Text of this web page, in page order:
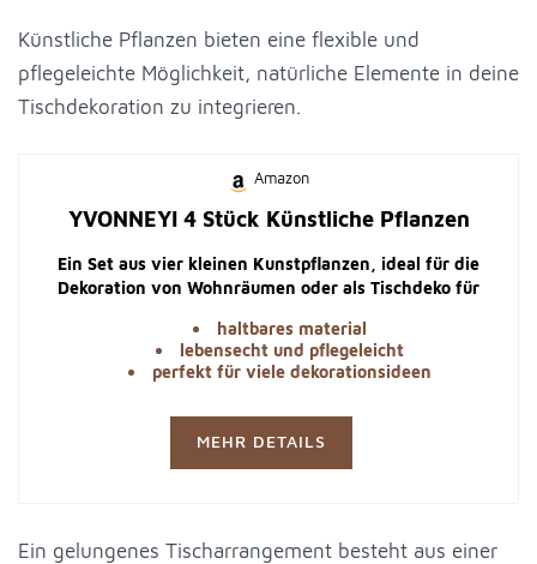
Künstliche Pflanzen bieten eine flexible und
pflegeleichte Möglichkeit, natürliche Elemente in deine
Tischdekoration zu integrieren.
Amazon
YVONNEYI 4 Stück Künstliche Pflanzen
Ein Set aus vier kleinen Kunstpflanzen, ideal für die
Dekoration von Wohnräumen oder als Tischdeko für
haltbares material
lebensecht und pflegeleicht
perfekt für viele dekorationsideen
MEHR DETAILS
Ein gelungenes Tischarrangement besteht aus einer